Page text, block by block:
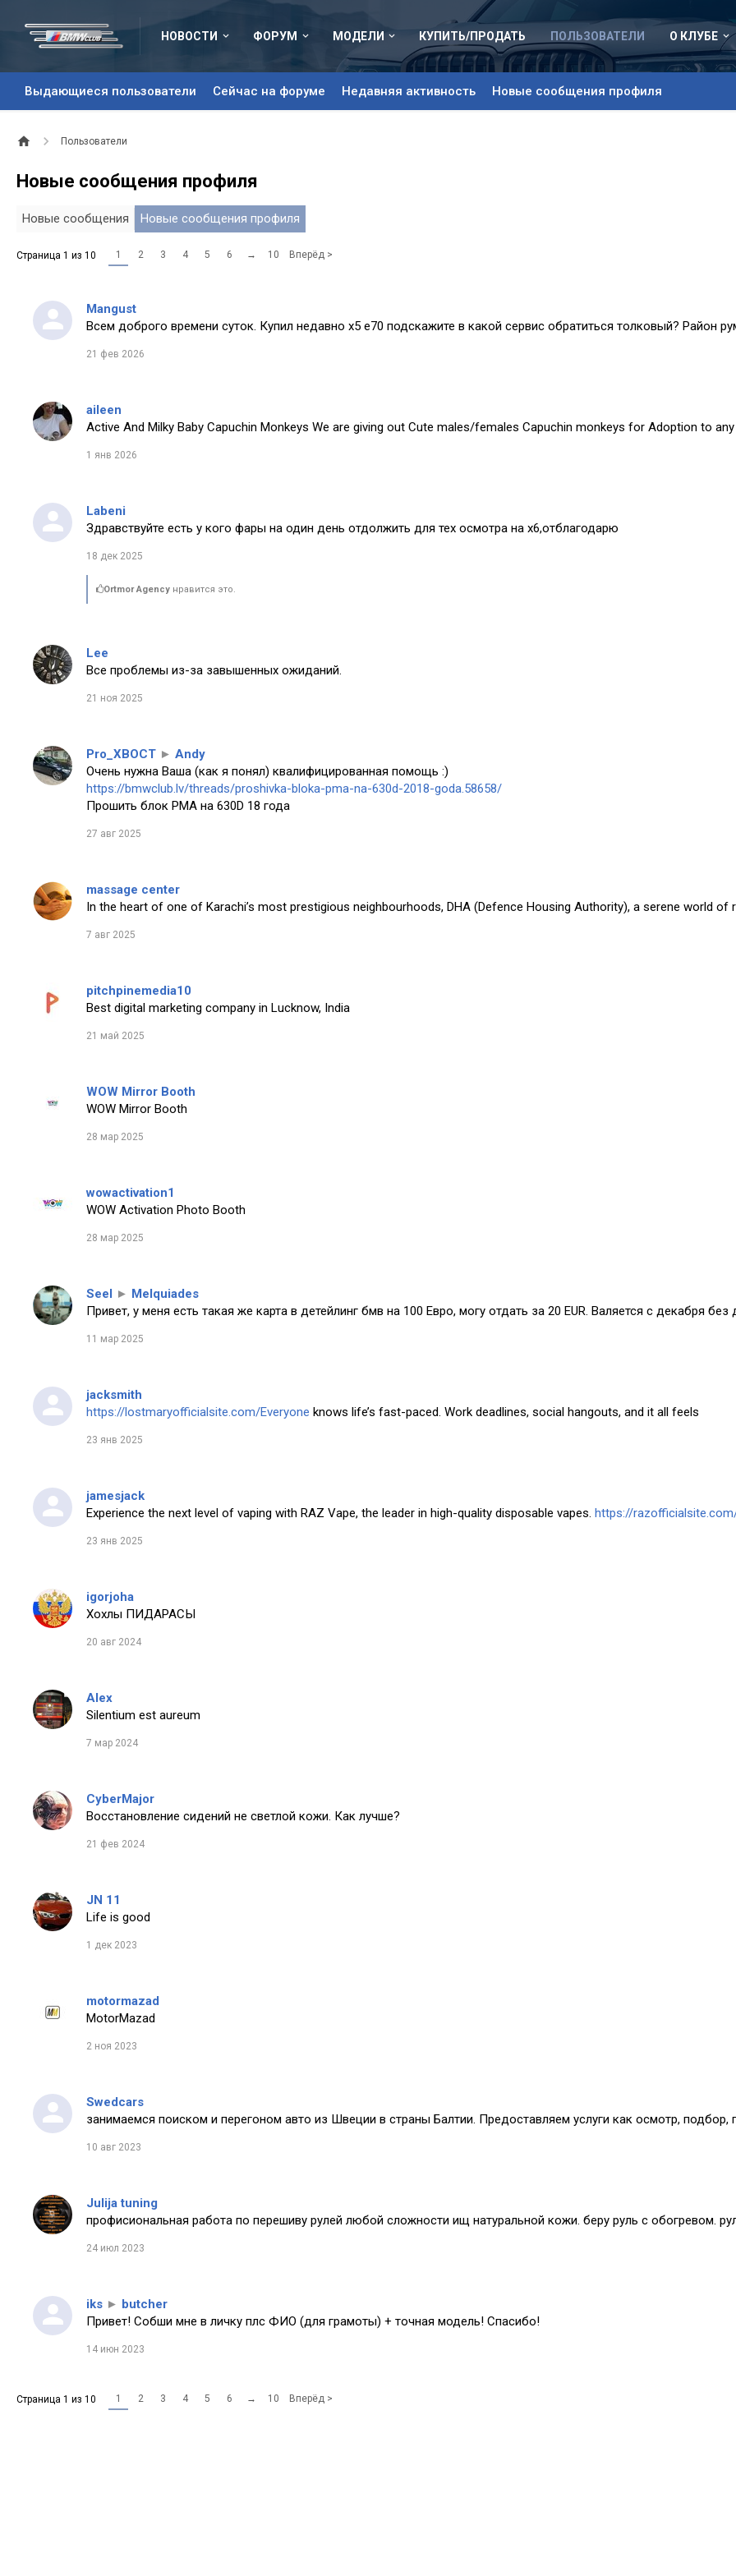
НОВОСТИ ФОРУМ МОДЕЛИ КУПИТЬ/ПРОДАТЬ ПОЛЬЗОВАТЕЛИ
Выдающиеся пользователи Сейчас на форуме Недавняя активность Новые сообщения профиля
О КЛУБЕ
Пользователи
Новые сообщения профиля
Новые сообщения Новые сообщения профиля
Страница 1 из 10 1 2 3 4 5 6 → 10 Вперёд >
Mangust
Всем доброго времени суток. Купил недавно х5 е70 подскажите в какой сервис обратиться толковый? Район
21 фев 2026
aileen
Active And Milky Baby Capuchin Monkeys We are giving out Cute males/females Capuchin monkeys for Adoption to
1 янв 2026
Labeni
Здравствуйте есть у кого фары на один день отдолжить для тех осмотра на х6,отблагодарю
18 дек 2025
Ortmor Agency нравится это.
Lee
Все проблемы из-за завышенных ожиданий.
21 ноя 2025
Pro_XBOCT ► Andy
Очень нужна Ваша (как я понял) квалифицированная помощь :)
https://bmwclub.lv/threads/proshivka-bloka-pma-na-630d-2018-goda.58658/
Прошить блок PMA на 630D 18 года
27 авг 2025
massage center
In the heart of one of Karachi’s most prestigious neighbourhoods, DHA (Defence Housing Authority), a serene world of
7 авг 2025
pitchpinemedia10
Best digital marketing company in Lucknow, India
21 май 2025
WOW Mirror Booth
WOW Mirror Booth
28 мар 2025
wowactivation1
WOW Activation Photo Booth
28 мар 2025
Seel ► Melquiades
Привет, у меня есть такая же карта в детейлинг бмв на 100 Евро, могу отдать за 20 EUR. Валяется с декабря без
11 мар 2025
jacksmith
https://lostmaryofficialsite.com/Everyone knows life’s fast-paced. Work deadlines, social hangouts, and it all feels
23 янв 2025
jamesjack
Experience the next level of vaping with RAZ Vape, the leader in high-quality disposable vapes. https://
23 янв 2025
igorjoha
Хохлы ПИДАРАСЫ
20 авг 2024
Alex
Silentium est aureum
7 мар 2024
CyberMajor
Восстановление сидений не светлой кожи. Как лучше?
21 фев 2024
JN 11
Life is good
1 дек 2023
motormazad
MotorMazad
2 ноя 2023
Swedcars
занимаемся поиском и перегоном авто из Швеции в страны Балтии. Предоставляем услуги как осмотр, подбор,
10 авг 2023
Julija tuning
профисиональная работа по перешиву рулей любой сложности ищ натуральной кожи. беру руль с обогревом.
24 июл 2023
iks ► butcher
Привет! Собши мне в личку плс ФИО (для грамоты) + точная модель! Спасибо!
14 июн 2023
Страница 1 из 10 1 2 3 4 5 6 → 10 Вперёд >